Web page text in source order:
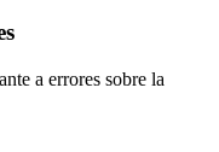
a errores sobre la